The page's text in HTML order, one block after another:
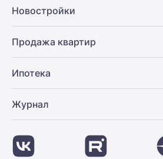
Новостройки
Продажа квартир
Ипотека
Журнал